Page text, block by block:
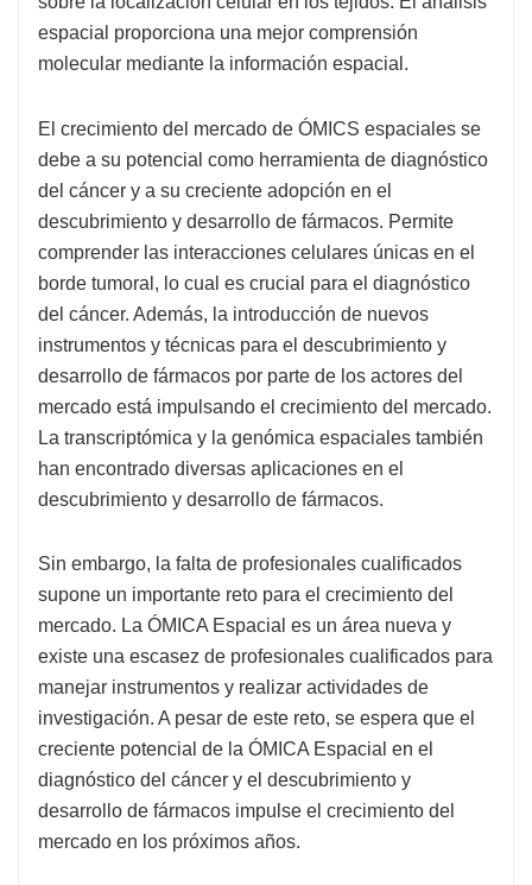
espacial proporciona una mejor comprensión
molecular mediante la información espacial.
El crecimiento del mercado de ÓMICS espaciales se
debe a su potencial como herramienta de diagnóstico
del cáncer y a su creciente adopción en el
descubrimiento y desarrollo de fármacos. Permite
comprender las interacciones celulares únicas en el
borde tumoral, lo cual es crucial para el diagnóstico
del cáncer. Además, la introducción de nuevos
instrumentos y técnicas para el descubrimiento y
desarrollo de fármacos por parte de los actores del
mercado está impulsando el crecimiento del mercado.
La transcriptómica y la genómica espaciales también
han encontrado diversas aplicaciones en el
descubrimiento y desarrollo de fármacos.
Sin embargo, la falta de profesionales cualificados
supone un importante reto para el crecimiento del
mercado. La ÓMICA Espacial es un área nueva y
existe una escasez de profesionales cualificados para
manejar instrumentos y realizar actividades de
investigación. A pesar de este reto, se espera que el
creciente potencial de la ÓMICA Espacial en el
diagnóstico del cáncer y el descubrimiento y
desarrollo de fármacos impulse el crecimiento del
mercado en los próximos años.